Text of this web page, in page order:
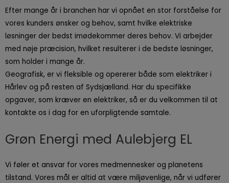
Efter mange år i branchen har vi opnået en stor forståelse for
vores kunders ønsker og behov, samt hvilke elektriske
løsninger der bedst imødekommer deres behov. Vi arbejder
med nøje præcision, hvilket resulterer i de bedste løsninger,
som holder i mange år.
Geografisk, er vi fleksible og opererer både som elektriker i
Hårlev og på resten af Sydsjælland. Har du specifikke
opgaver, som kræver en elektriker, så er du velkommen til at
kontakte os i dag for en uforpligtende samtale.
Grøn Energi med Aulebjerg EL
Vi føler et ansvar for vores medmennesker og planetens
tilstand. Vores mål er altid at være miljøvenlige, når vi udfører